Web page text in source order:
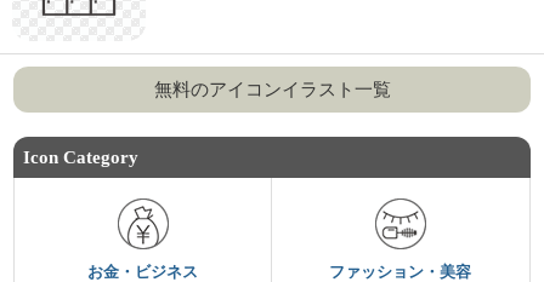
無料のアイコンイラスト一覧
Icon Category
お金・ビジネス ファッション・美容